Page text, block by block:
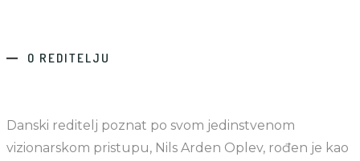
O REDITELJU
Danski reditelj poznat po svom jedinstvenom
vizionarskom pristupu, Nils Arden Oplev, rođen je kao